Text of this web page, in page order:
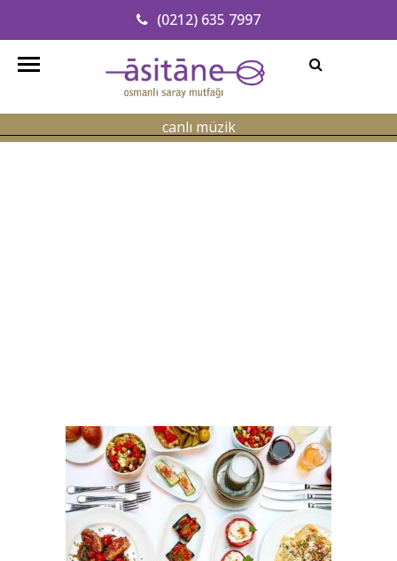
(0212) 635 7997
Adresimizi Bulun
info@asitanerestaurant.com
canlı müzik